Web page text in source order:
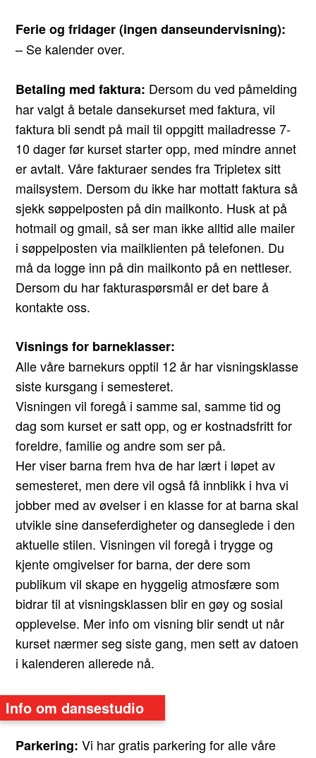
Ferie og fridager (ingen danseundervisning):
– Se kalender over.
Betaling med faktura: Dersom du ved påmelding
har valgt å betale dansekurset med faktura, vil
faktura bli sendt på mail til oppgitt mailadresse 7-
10 dager før kurset starter opp, med mindre annet
er avtalt. Våre fakturaer sendes fra Tripletex sitt
mailsystem. Dersom du ikke har mottatt faktura så
sjekk søppelposten på din mailkonto. Husk at på
hotmail og gmail, så ser man ikke alltid alle mailer
i søppelposten via mailklienten på telefonen. Du
må da logge inn på din mailkonto på en nettleser.
Dersom du har fakturaspørsmål er det bare å
kontakte oss.
Visnings for barneklasser:
Alle våre barnekurs opptil 12 år har visningsklasse
siste kursgang i semesteret.
Visningen vil foregå i samme sal, samme tid og
dag som kurset er satt opp, og er kostnadsfritt for
foreldre, familie og andre som ser på.
Her viser barna frem hva de har lært i løpet av
semesteret, men dere vil også få innblikk i hva vi
jobber med av øvelser i en klasse for at barna skal
utvikle sine danseferdigheter og danseglede i den
aktuelle stilen. Visningen vil foregå i trygge og
kjente omgivelser for barna, der dere som
publikum vil skape en hyggelig atmosfære som
bidrar til at visningsklassen blir en gøy og sosial
opplevelse. Mer info om visning blir sendt ut når
kurset nærmer seg siste gang, men sett av datoen
i kalenderen allerede nå.
Info om dansestudio
Parkering: Vi har gratis parkering for alle våre